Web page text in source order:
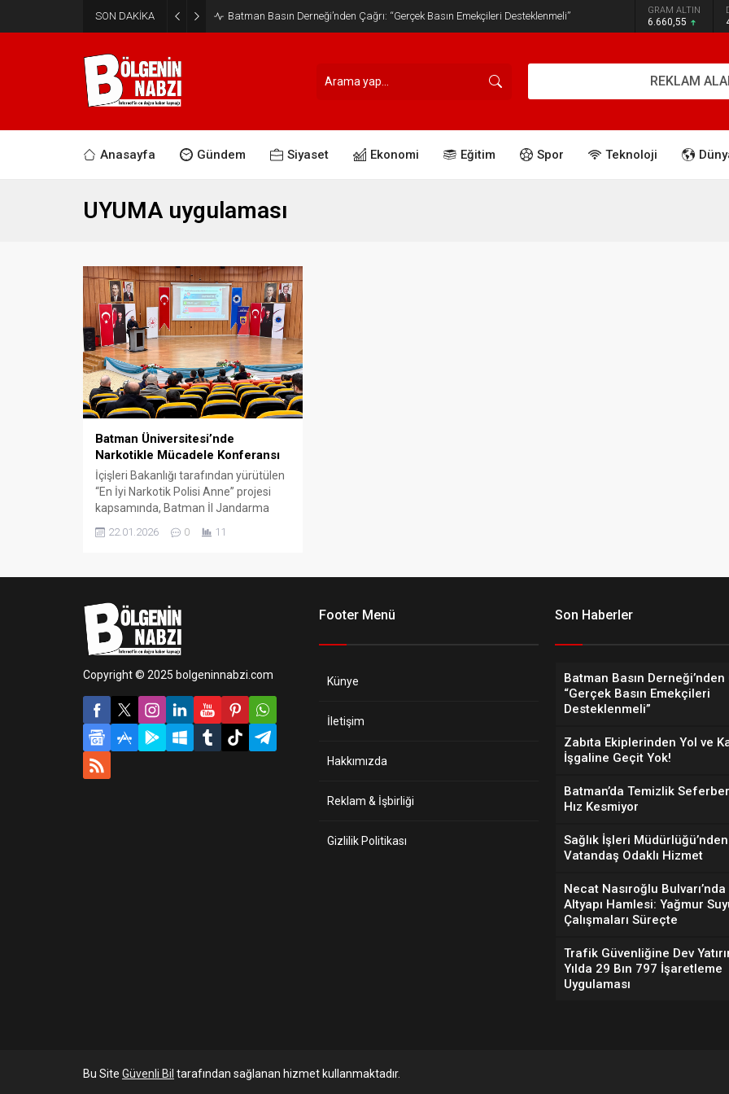
SON DAKİKA Batman Basın Derneği’nden Çağrı: “Gerçek Basın Emekçileri Desteklenmeli” GRAM ALTIN
6.660,55
REKLAM
Anasayfa Gündem Siyaset Ekonomi Eğitim Spor Teknoloji
UYUMA uygulaması
Batman Üniversitesi’nde
Narkotikle Mücadele Konferansı
İçişleri Bakanlığı tarafından yürütülen
“En İyi Narkotik Polisi Anne” projesi
kapsamında, Batman İl Jandarma
Mücadele Müdürlüğü yetkililerince
22.01.2026 0 11
Copyright © 2025 bolgeninnabzi.com
Footer Menü
Künye
İletişim
Hakkımızda
Reklam & İşbirliği
Gizlilik Politikası
Son Haberler
Batman Basın Derneği’nden
“Gerçek Basın Emekçileri
Desteklenmeli”
Zabıta Ekiplerinden Yol ve
İşgaline Geçit Yok!
Batman’da Temizlik
Hız Kesmiyor
Sağlık İşleri Müdürlüğü’nden
Vatandaş Odaklı Hizmet
Necat Nasıroğlu Bulvarı’nda
Altyapı Hamlesi: Yağmur
Çalışmaları Süreçte
Trafik Güvenliğine Dev
Yılda 29 Bın 797 İşaretleme
Uygulaması
Bu Site Güvenli Bil tarafından sağlanan hizmet kullanmaktadır.